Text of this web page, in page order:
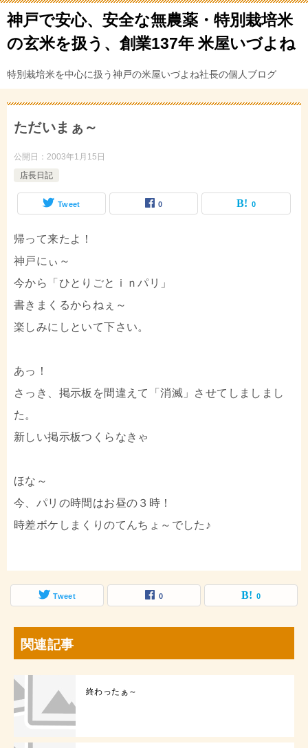
神戸で安心、安全な無農薬・特別栽培米
の玄米を扱う、創業137年 米屋いづよね
特別栽培米を中心に扱う神戸の米屋いづよね社長の個人ブログ
ただいまぁ～
公開日： 2003年1月15日
店長日記
Tweet 0 0
帰って来たよ！
神戸にぃ～
今から「ひとりごとｉｎパリ」
書きまくるからねぇ～
楽しみにしといて下さい。
あっ！
さっき、掲示板を間違えて「消滅」させてしましまし
た。
新しい掲示板つくらなきゃ
ほな～
今、パリの時間はお昼の３時！
時差ボケしまくりのてんちょ～でした♪
Tweet 0 0
関連記事
終わったぁ～